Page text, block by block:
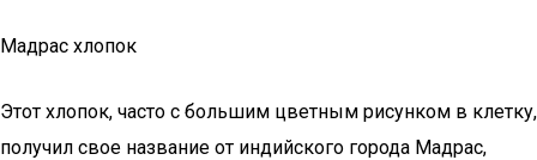
Мадрас хлопок
Этот хлопок, часто с большим цветным рисунком в клетку,
получил свое название от индийского города Мадрас,